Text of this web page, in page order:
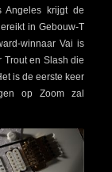
krijgt de
in Gebouw-T
winnaar Vai is
Trout en Slash die
is de eerste keer
op Zoom zal